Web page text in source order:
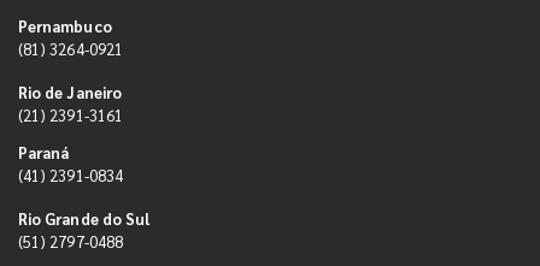
Pernambuco
(81) 3264-0921
Rio de Janeiro
(21) 2391-3161
Paraná
(41) 2391-0834
Rio Grande do Sul
(51) 2797-0488